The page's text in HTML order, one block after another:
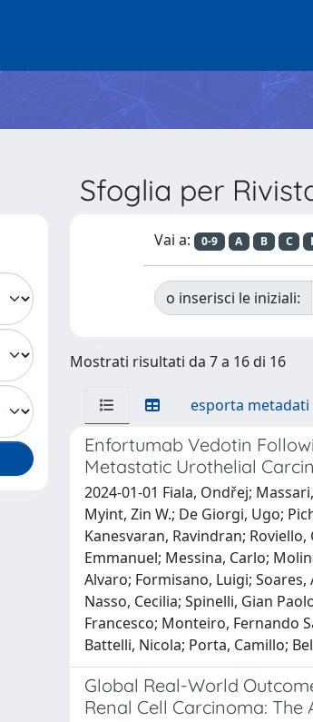
Sfoglia per
Vai a: 0-9 A B C
o inserisci le iniziali:
Mostrati risultati da 7 a 16 di 16
esporta metadati
Enfortumab Vedotin
Metastatic Urothelial
2024-01-01 Fiala, Ondřej;
Myint, Zin W.; De Giorgi, Ugo;
Kanesvaran, Ravindran;
Emmanuel; Messina, Carlo;
Alvaro; Formisano, Luigi;
Nasso, Cecilia; Spinelli, Gian
Francesco; Monteiro, Fernando
Battelli, Nicola; Porta, Camillo;
Global Real-World
Renal Cell Carcinoma: The